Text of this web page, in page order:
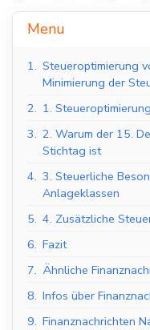
Menu
1. Steueroptimierung
Minimierung der
2. 1.
3. 2. Warum der 15.
Stichtag ist
4. 3. Steuerliche
Anlageklassen
5. 4. Zusätzliche
6. Fazit
7. Ähnliche
8. Infos über
9. Finanznachrichten